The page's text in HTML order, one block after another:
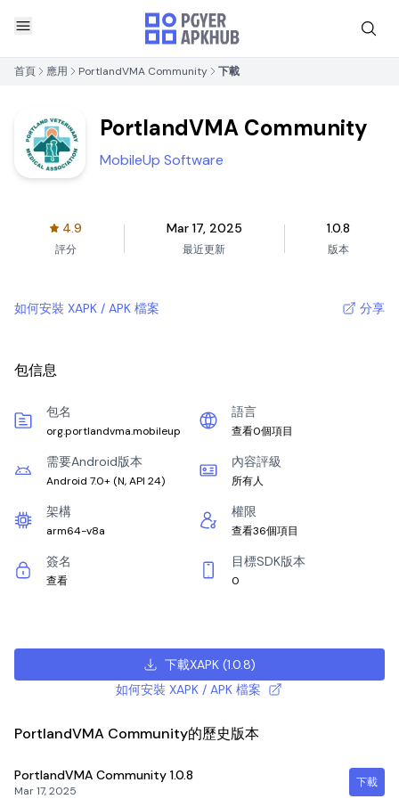
首頁 應用 PortlandVMA Community 下載
PortlandVMA Community
MobileUp Software
4.9
評分
Mar 17, 2025
最近更新
1.0.8
版本
如何安裝 XAPK / APK 檔案 分享
包信息
包名
org.portlandvma.mobileup
語言
查看0個項目
需要Android版本
Android 7.0+ (N, API 24)
內容評級
所有人
架構
arm64-v8a
權限
查看36個項目
簽名
查看
目標SDK版本
0
下載XAPK(1.0.8)
如何安裝 XAPK / APK 檔案
PortlandVMA Community的歷史版本
PortlandVMA Community 1.0.8
Mar 17, 2025
下載